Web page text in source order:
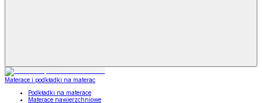
Materace i podkładki na materac
Podkładki na materace
Materace nawierzchniowe